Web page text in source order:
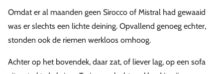
Omdat er al maanden geen Sirocco of Mistral had gewaaid
was er slechts een lichte deining. Opvallend genoeg echter,
stonden ook de riemen werkloos omhoog.
Achter op het bovendek, daar zat, of liever lag, op een sofa